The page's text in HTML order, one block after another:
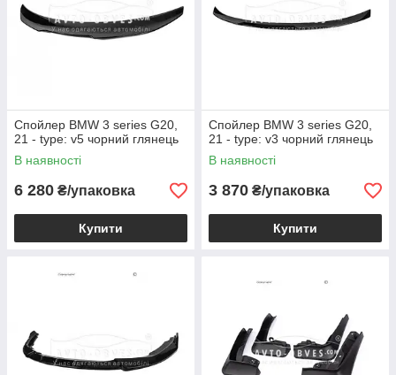
Спойлер BMW 3 series G20,
21 - type: v5 чорний глянець
В наявності
6 280 ₴/упаковка
Купити
Спойлер BMW 3 series G20,
21 - type: v3 чорний глянець
В наявності
3 870 ₴/упаковка
Купити